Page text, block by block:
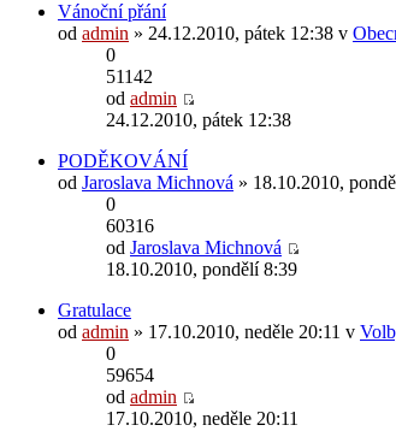
Vánoční přání
od admin » 24.12.2010, pátek 12:38 v
0
51142
od admin
24.12.2010, pátek 12:38
PODĚKOVÁNÍ
od Jaroslava Michnová » 18.10.2010,
0
60316
od Jaroslava Michnová
18.10.2010, pondělí 8:39
Gratulace
od admin » 17.10.2010, neděle 20:11 v
0
59654
od admin
17.10.2010, neděle 20:11